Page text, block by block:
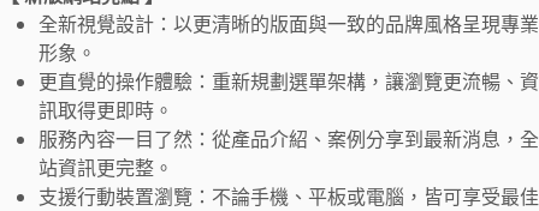
全新視覺設計：以更清晰的版面與一致的品牌風格呈現專業
形象。
更直覺的操作體驗：重新規劃選單架構，讓瀏覽更流暢、資
訊取得更即時。
服務內容一目了然：從產品介紹、案例分享到最新消息，全
站資訊更完整。
支援行動裝置瀏覽：不論手機、平板或電腦，皆可享受最佳